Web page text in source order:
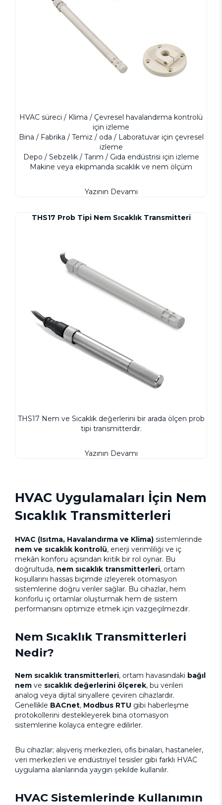
HVAC Uygulamaları İçin Nem
Sıcaklık Transmitterleri
HVAC (Isıtma, Havalandırma ve Klima) sistemlerinde
nem ve sıcaklık kontrolü, enerji verimliliği ve iç
mekân konforu açısından kritik bir rol oynar. Bu
doğrultuda, nem sıcaklık transmitterleri, ortam
koşullarını hassas biçimde izleyerek otomasyon
sistemlerine doğru veriler sağlar. Bu cihazlar, hem
konforlu iç ortamlar oluşturmak hem de sistem
performansını optimize etmek için vazgeçilmezdir.
Nem Sıcaklık Transmitterleri
Nedir?
Nem sıcaklık transmitterleri, ortam havasındaki bağıl
nem ve sıcaklık değerlerini ölçerek, bu verileri
analog veya dijital sinyallere çeviren cihazlardır.
Genellikle BACnet, Modbus RTU gibi haberleşme
protokollerini destekleyerek bina otomasyon
sistemlerine kolayca entegre edilirler.
Bu cihazlar; alışveriş merkezleri, ofis binaları, hastaneler,
veri merkezleri ve endüstriyel tesisler gibi farklı HVAC
uygulama alanlarında yaygın şekilde kullanılır.
HVAC Sistemlerinde Kullanımın
HVAC süreci / Klima / Çevresel havalandırma kontrolü
için izleme
Bina / Fabrika / Temiz / oda / Laboratuvar için çevresel
izleme
Depo / Sebzelik / Tarım / Gıda endüstrisi için izleme
Makine veya ekipmanda sıcaklık ve nem ölçüm
Yazının Devamı
THS17 Prob Tipi Nem Sıcaklık Transmitteri
THS17 Nem ve Sıcaklık değerlerini bir arada ölçen prob
tipi transmitterdir.
Yazının Devamı